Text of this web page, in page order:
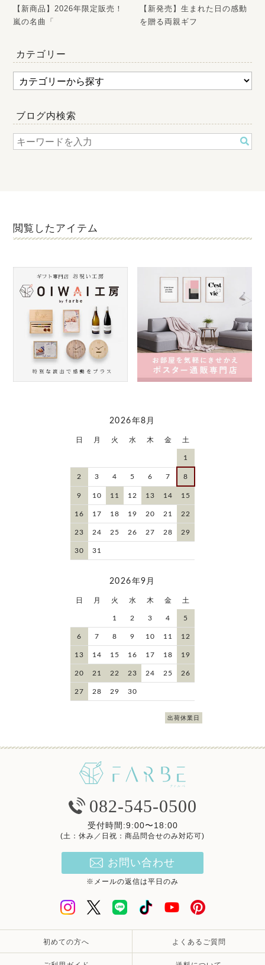
【新商品】2026年限定販売！
嵐の名曲「
【新発売】生まれた日の感動
を贈る両親ギフ
カテゴリー
ブログ内検索
閲覧したアイテム
2026年8月
日 月 火 水 木 金 土
1
2 3 4 5 6 7 8
9 10 11 12 13 14 15
16 17 18 19 20 21 22
23 24 25 26 27 28 29
30 31
2026年9月
日 月 火 水 木 金 土
1 2 3 4 5
6 7 8 9 10 11 12
13 14 15 16 17 18 19
20 21 22 23 24 25 26
27 28 29 30
出荷休業日
082-545-0500
受付時間:9:00〜18:00
(土：休み／日祝：商品問合せのみ対応可)
お問い合わせ
※メールの返信は平日のみ
初めての方へ よくあるご質問